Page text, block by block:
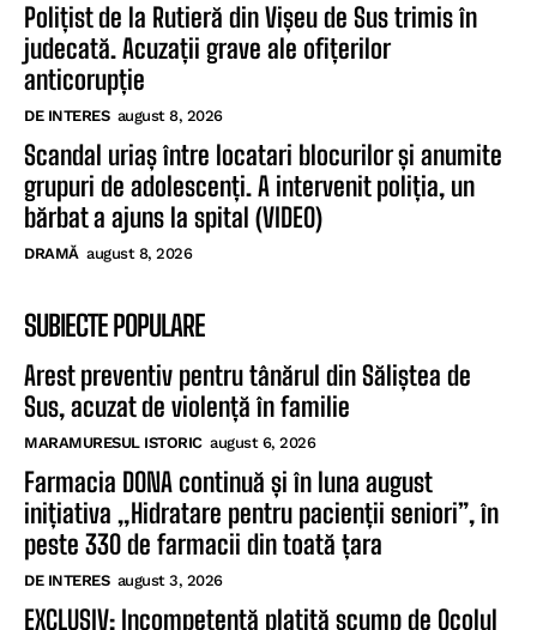
Polițist de la Rutieră din Vișeu de Sus trimis în
judecată. Acuzații grave ale ofițerilor
anticorupție
DE INTERES august 8, 2026
Scandal uriaș între locatari blocurilor și anumite
grupuri de adolescenți. A intervenit poliția, un
bărbat a ajuns la spital (VIDEO)
DRAMĂ august 8, 2026
SUBIECTE POPULARE
Arest preventiv pentru tânărul din Săliștea de
Sus, acuzat de violență în familie
MARAMURESUL ISTORIC august 6, 2026
Farmacia DONA continuă și în luna august
inițiativa „Hidratare pentru pacienții seniori”, în
peste 330 de farmacii din toată țara
DE INTERES august 3, 2026
EXCLUSIV: Incompetență platită scump de Ocolul